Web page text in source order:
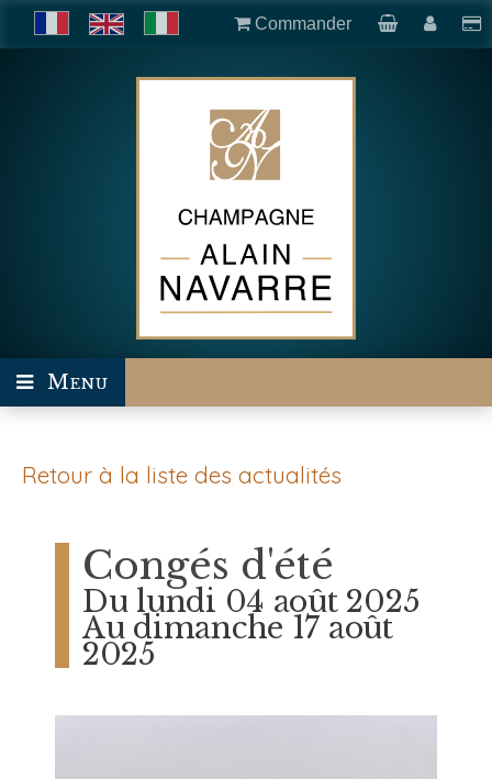
Menu
Retour à la liste des actualités
Congés d'été
Du lundi 04 août 2025
Au dimanche 17 août
2025
Commander